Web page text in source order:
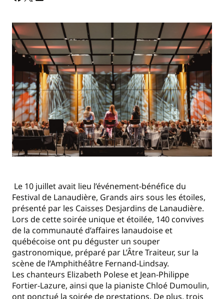
Le 10 juillet avait lieu l’événement-bénéfice du
Festival de Lanaudière, Grands airs sous les étoiles,
présenté par les Caisses Desjardins de Lanaudière.
Lors de cette soirée unique et étoilée, 140 convives
de la communauté d’affaires lanaudoise et
québécoise ont pu déguster un souper
gastronomique, préparé par L’Âtre Traiteur, sur la
scène de l’Amphithéâtre Fernand-Lindsay.
Les chanteurs Elizabeth Polese et Jean-Philippe
Fortier-Lazure, ainsi que la pianiste Chloé Dumoulin,
ont ponctué la soirée de prestations. De plus, trois